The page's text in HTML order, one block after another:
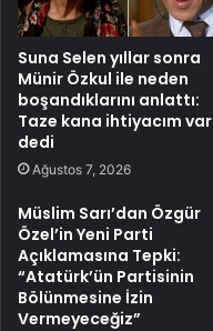
Suna Selen yıllar sonra
Münir Özkul ile neden
boşandıklarını anlattı:
Taze kana ihtiyacım var
dedi
Ağustos 7, 2026
Müslim Sarı’dan Özgür
Özel’in Yeni Parti
Açıklamasına Tepki:
“Atatürk’ün Partisinin
Bölünmesine İzin
Vermeyeceğiz”